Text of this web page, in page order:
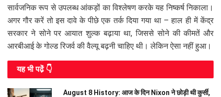
सार्वजनिक रूप से उपलब्ध आंकड़ों का विश्लेषण करके यह निष्कर्ष निकाला।
अगर गौर करें तो इस दावे के पीछे एक तर्क दिया गया था – हाल ही में केंद्र
सरकार ने सोने पर आयात शुल्क बढ़ाया था, जिससे सोने की कीमतें और
आरबीआई के गोल्ड रिजर्व की वैल्यू बढ़नी चाहिए थी। लेकिन ऐसा नहीं हुआ।
यह भी पढे़ं 👇
August 8 History: आज के दिन Nixon ने छोड़ी थी कुर्सी,